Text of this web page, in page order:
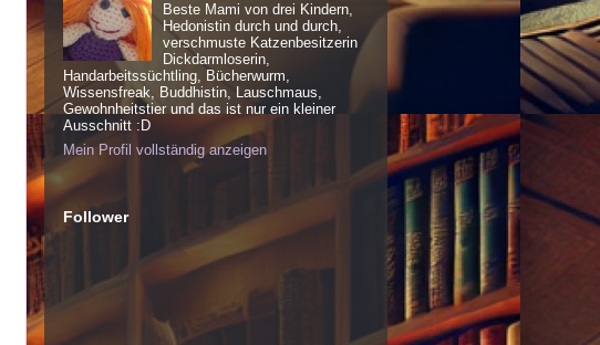
Beste Mami von drei Kindern,
Hedonistin durch und durch,
verschmuste Katzenbesitzerin
Dickdarmloserin,
Handarbeitssüchtling, Bücherwurm,
Wissensfreak, Buddhistin, Lauschmaus,
Gewohnheitstier und das ist nur ein kleiner
Ausschnitt :D
Mein Profil vollständig anzeigen
Follower